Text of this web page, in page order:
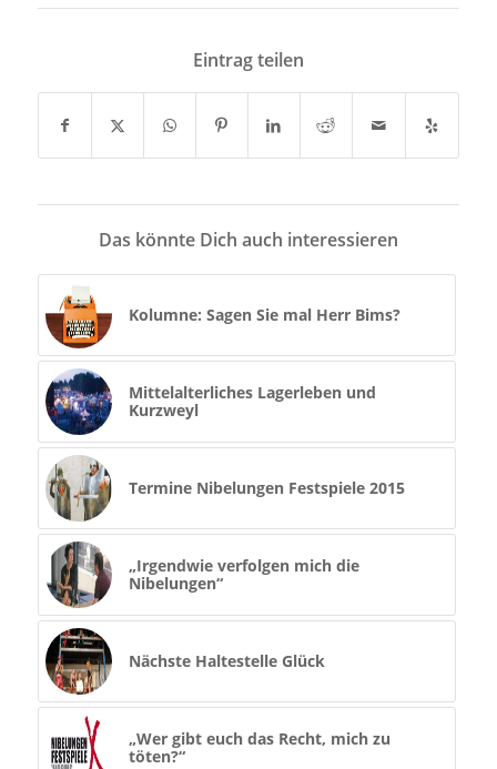
Eintrag teilen
Das könnte Dich auch interessieren
Kolumne: Sagen Sie mal Herr Bims?
Mittelalterliches Lagerleben und
Kurzweyl
Termine Nibelungen Festspiele 2015
„Irgendwie verfolgen mich die
Nibelungen“
Nächste Haltestelle Glück
„Wer gibt euch das Recht, mich zu
töten?“